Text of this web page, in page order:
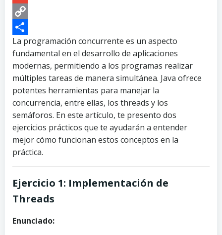
Gmail
Copy
Link
Compartir
La programación concurrente es un aspecto
fundamental en el desarrollo de aplicaciones
modernas, permitiendo a los programas realizar
múltiples tareas de manera simultánea. Java ofrece
potentes herramientas para manejar la
concurrencia, entre ellas, los threads y los
semáforos. En este artículo, te presento dos
ejercicios prácticos que te ayudarán a entender
mejor cómo funcionan estos conceptos en la
práctica.
Ejercicio 1: Implementación de
Threads
Enunciado: